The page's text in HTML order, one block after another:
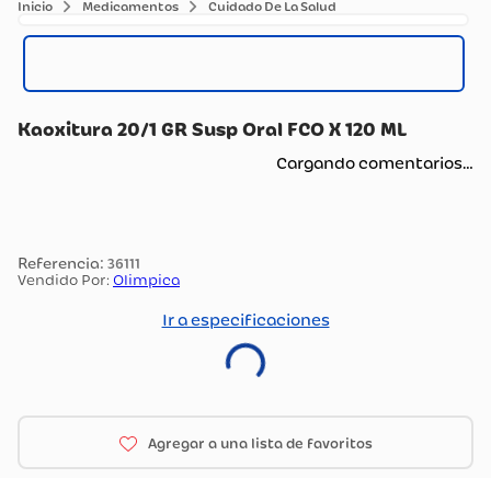
Medicamentos Cuidado De La Salud
Kaoxitura 20/1 GR Susp Oral FCO X 120 ML
Cargando comentarios…
: 36111
Vendido Por: Olimpica
Ir a especificaciones